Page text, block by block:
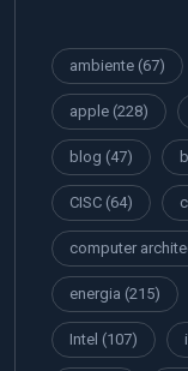
ambiente (67)
apple (228)
blog (47)
CISC (64)
computer
energia (215)
Intel (107)